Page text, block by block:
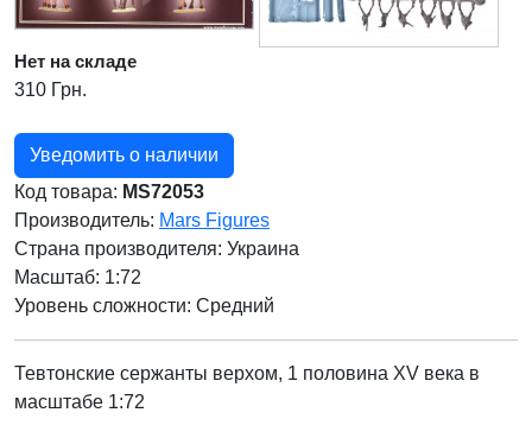
Нет на складе
310 Грн.
Уведомить о наличии
Код товара: MS72053
Производитель: Mars Figures
Страна производителя: Украина
Масштаб: 1:72
Уровень сложности: Cредний
Тевтонские сержанты верхом, 1 половина XV века в
масштабе 1:72